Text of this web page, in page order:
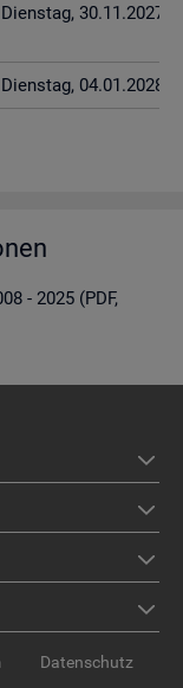
Diens­tag, 30.11.2027
Diens­tag, 04.01.2028
- 2025 (PDF,
Datenschutz